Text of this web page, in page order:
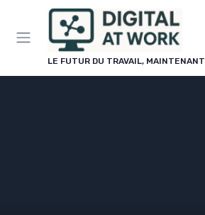
LE FUTUR DU TRAVAIL, MAINTENANT
Panneau de gestion des cookies